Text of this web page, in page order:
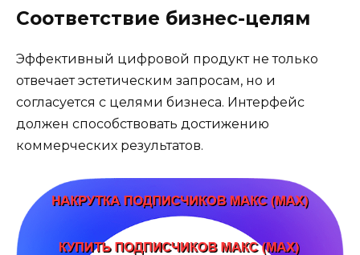
Соответствие бизнес-целям
Эффективный цифровой продукт не только
отвечает эстетическим запросам, но и
согласуется с целями бизнеса. Интерфейс
должен способствовать достижению
коммерческих результатов.